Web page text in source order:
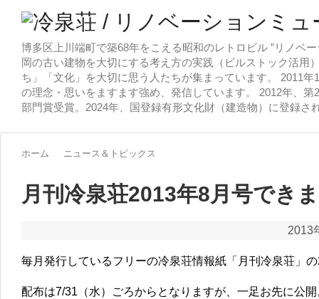
博多区上川端町で築68年をこえる昭和のレトロビル ”リノベ
岡の古い建物を大切にする考え方の実践（ビルストック活用
ち」「文化」を大切に思う人たちが集まっています。 2011
の理念・思いをますます強め、発信しています。 2012年、
部門賞受賞。2024年、国登録有形文化財（建造物）に登録さ
ホーム ニュース＆トピックス
月刊冷泉荘2013年8月号でき
2013
毎月発行しているフリーの冷泉荘情報紙「月刊冷泉荘」
配布は7/31（水）ごろからとなりますが、一足お先に公開